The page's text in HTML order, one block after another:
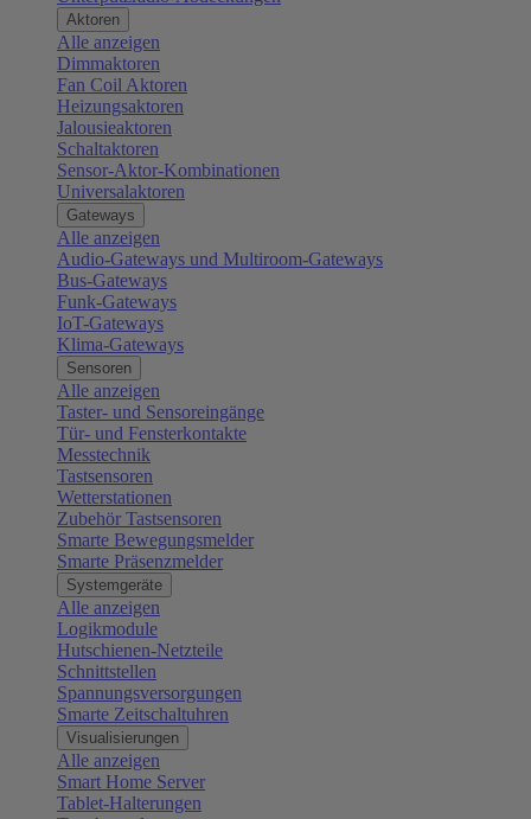
Aktoren
Alle anzeigen
Dimmaktoren
Fan Coil Aktoren
Heizungsaktoren
Jalousieaktoren
Schaltaktoren
Sensor-Aktor-Kombinationen
Universalaktoren
Gateways
Alle anzeigen
Audio-Gateways und Multiroom-Gateways
Bus-Gateways
Funk-Gateways
IoT-Gateways
Klima-Gateways
Sensoren
Alle anzeigen
Taster- und Sensoreingänge
Tür- und Fensterkontakte
Messtechnik
Tastsensoren
Wetterstationen
Zubehör Tastsensoren
Smarte Bewegungsmelder
Smarte Präsenzmelder
Systemgeräte
Alle anzeigen
Logikmodule
Hutschienen-Netzteile
Schnittstellen
Spannungsversorgungen
Smarte Zeitschaltuhren
Visualisierungen
Alle anzeigen
Smart Home Server
Tablet-Halterungen